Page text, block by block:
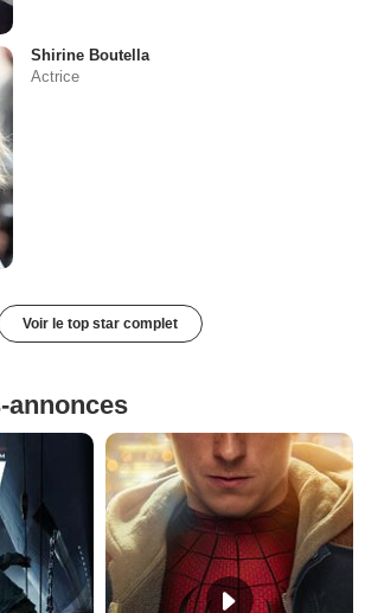
Shirine Boutella
Actrice
Voir le top star complet
annonces